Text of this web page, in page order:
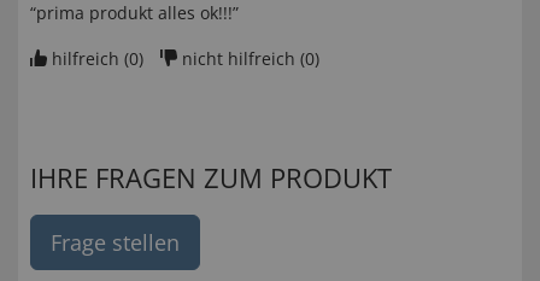
“prima produkt alles ok!!!”
hilfreich (0) nicht hilfreich (0)
IHRE FRAGEN ZUM PRODUKT
Frage stellen